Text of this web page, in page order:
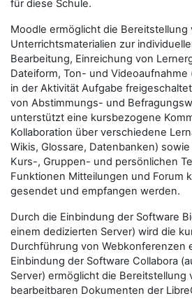
für diese Schule.
Moodle ermöglicht die Bereitstellung
Unterrichtsmaterialien zur
Bearbeitung, Einreichung von
Dateiform, Ton- und
in der Aktivität Aufgabe
von Abstimmungs- und
unterstützt eine kursbezogene
Kollaboration über verschiedene
Wikis, Glossare, Datenbanken)
Kurs-, Gruppen- und persönlichen
Funktionen Mitteilungen und Forum
gesendet und empfangen werden.
Durch die Einbindung der Software
einem dedizierten Server) wird die
Durchführung von Webkonferenzen
Einbindung der Software Collabora
Server) ermöglicht die Bereitstellung
bearbeitbaren Dokumenten der